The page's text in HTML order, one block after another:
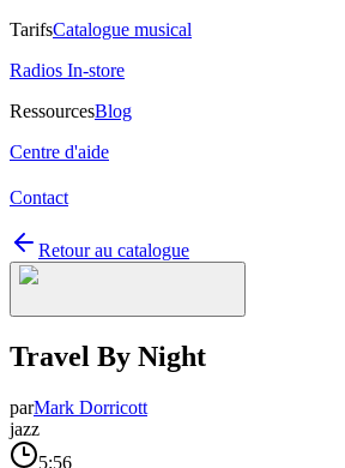
TarifsCatalogue musical
Radios In-store
RessourcesBlog
Centre d'aide
Contact
Retour au catalogue
Travel By Night
parMark Dorricott
jazz
5:56